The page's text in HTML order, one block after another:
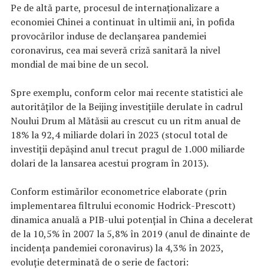
Pe de altă parte, procesul de internaționalizare a
economiei Chinei a continuat în ultimii ani, în pofida
provocărilor induse de declanșarea pandemiei
coronavirus, cea mai severă criză sanitară la nivel
mondial de mai bine de un secol.
Spre exemplu, conform celor mai recente statistici ale
autorităților de la Beijing investițiile derulate în cadrul
Noului Drum al Mătăsii au crescut cu un ritm anual de
18% la 92,4 miliarde dolari în 2023 (stocul total de
investiții depășind anul trecut pragul de 1.000 miliarde
dolari de la lansarea acestui program în 2013).
Conform estimărilor econometrice elaborate (prin
implementarea filtrului economic Hodrick-Prescott)
dinamica anuală a PIB-ului potențial în China a decelerat
de la 10,5% în 2007 la 5,8% în 2019 (anul de dinainte de
incidența pandemiei coronavirus) la 4,3% în 2023,
evoluție determinată de o serie de factori: